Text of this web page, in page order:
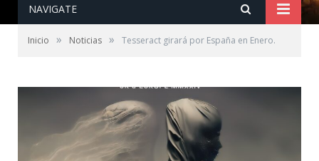
NAVIGATE
Inicio » Noticias » Tesseract girará por España en Enero.